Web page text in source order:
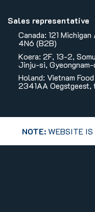
Sales representative
Canada: 121
4N6 (B2B)
Koera: 2F, 13-2,
Jinju-si, Gyeongnam-
Holand: Vietnam
2341AA Oegstgeest,
NOTE:WEBSITE IS